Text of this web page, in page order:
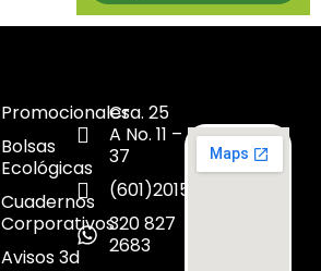
Promocionales
Bolsas
Ecológicas
Cuadernos
Corporativos
Avisos 3d
Cra. 25
A No. 11 –
37
(601)2015300
320 827
2683